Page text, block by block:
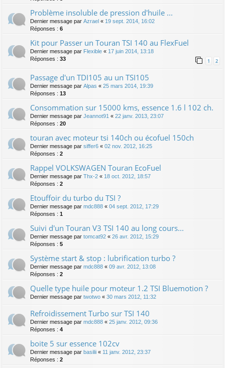
Problème insoluble de pression d'huile ...
Dernier message par Azrael « 19 sept. 2014, 16:02
Réponses : 6
Kit pour Passer un Touran TSI 140 au FlexFuel
Dernier message par Flexible « 17 juin 2014, 13:18
Réponses : 33 1 2
Passage d'un TDI105 au un TSI105
Dernier message par Alpas « 25 mars 2014, 19:39
Réponses : 13
Consommation sur 15000 kms, essence 1.6 l 102 ch.
Dernier message par Jeannot91 « 22 janv. 2013, 23:07
Réponses : 20
touran avec moteur tsi 140ch ou écofuel 150ch
Dernier message par siffer6 « 02 nov. 2012, 16:25
Réponses : 2
Rappel VOLKSWAGEN Touran EcoFuel
Dernier message par Thx-2 « 18 oct. 2012, 18:57
Réponses : 2
Etouffoir du turbo du TSI ?
Dernier message par mdc888 « 04 sept. 2012, 17:29
Réponses : 1
Suivi d'un Touran V3 TSI 140 au long cours...
Dernier message par tomcat92 « 26 avr. 2012, 15:29
Réponses : 5
Système start & stop : lubrification turbo ?
Dernier message par mdc888 « 09 avr. 2012, 13:08
Réponses : 2
Quelle type huile pour moteur 1.2 TSI Bluemotion ?
Dernier message par twotwo « 30 mars 2012, 11:32
Refroidissement Turbo sur TSI 140
Dernier message par mdc888 « 25 janv. 2012, 09:36
Réponses : 4
boite 5 sur essence 102cv
Dernier message par basilii « 11 janv. 2012, 23:37
Réponses : 2